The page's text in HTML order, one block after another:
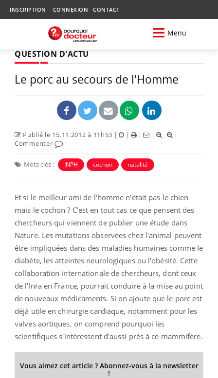
INSCRIPTION CONNEXION CONTACT
Menu
QUESTION D'ACTU
Le porc au secours de l'Homme
Publié le 15.11.2012 à 11h53 | | | |
|
Commenter
Mots clés : INPH cochon natalité
Et si le meilleur ami de l'homme n'était pas le chien
mais le cochon ? C'est en tout cas ce que pensent des
chercheurs qui viennent de publier une étude dans
Nature. Les mutations observées chez l'animal peuvent
être impliquées dans des maladies humaines comme le
diabète, les atteintes neurologiques ou l'obésité. Cette
collaboration internationale de chercheurs, dont ceux
de l'Inra en France, pourrait conduire à la mise au point
de nouveaux médicaments. Si on ajoute que le porc est
déjà utile en chirurgie cardiaque, notamment pour les
valves aortiques, on comprend pourquoi les
scientifiques s'intéressent d'aussi près à ce mammifère.
Vous aimez cet article ? Abonnez-vous à la newsletter
!